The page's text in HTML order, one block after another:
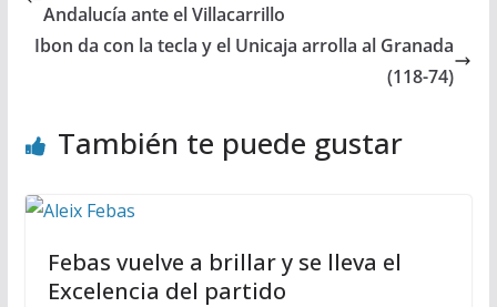
Andalucía ante el Villacarrillo
Ibon da con la tecla y el Unicaja arrolla al Granada
(118-74)
También te puede gustar
Febas vuelve a brillar y se lleva el
Excelencia del partido